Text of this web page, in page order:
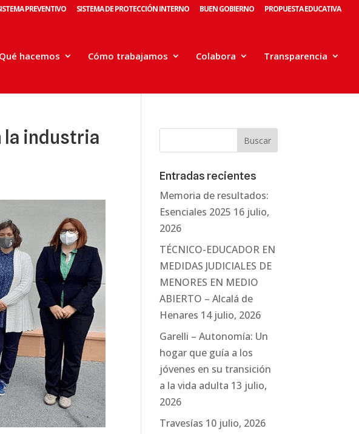
PREVENTIVO SISTEMA DE PROTECCIÓN INTERNO BUEN GOBIERNO PROPUESTA EDUCATIVA
Qué hacemos Cómo trabajamos Colabora Transparencia
la industria
Entradas recientes
Memoria de resultados:
Esenciales 2025 16 julio,
2026
TÉCNICO-EDUCADOR EN
MEDIDAS JUDICIALES DE
MENORES EN MEDIO
ABIERTO – Alcalá de
Henares 14 julio, 2026
Garelli – Autonomía: Un
hogar que guía a los
jóvenes en su transición
a la vida adulta 13 julio,
2026
Travesías 10 julio, 2026